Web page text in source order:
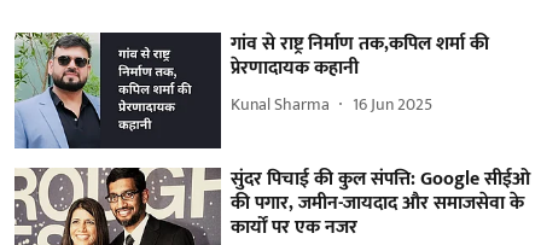
गांव से राष्ट्र निर्माण तक,कपिल शर्मा की
प्रेरणादायक कहानी
Kunal Sharma 16 Jun 2025
सुंदर पिचाई की कुल संपत्ति: Google सीईओ
की पगार, जमीन-जायदाद और समाजसेवा के
कार्यों पर एक नजर